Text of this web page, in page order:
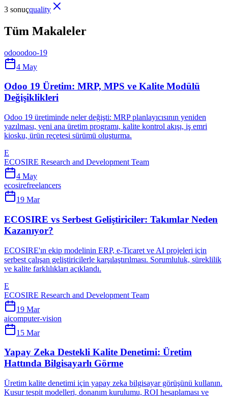
3 sonuçquality
Tüm Makaleler
odooodoo-19
4 May
Odoo 19 Üretim: MRP, MPS ve Kalite Modülü
Değişiklikleri
Odoo 19 üretiminde neler değişti: MRP planlayıcısının yeniden
yazılması, yeni ana üretim programı, kalite kontrol akışı, iş emri
kiosku, ürün reçetesi sürümü oluşturma.
E
ECOSIRE Research and Development Team
4 May
ecosirefreelancers
19 Mar
ECOSIRE vs Serbest Geliştiriciler: Takımlar Neden
Kazanıyor?
ECOSIRE'ın ekip modelinin ERP, e-Ticaret ve AI projeleri için
serbest çalışan geliştiricilerle karşılaştırılması. Sorumluluk, süreklilik
ve kalite farklılıkları açıklandı.
E
ECOSIRE Research and Development Team
19 Mar
aicomputer-vision
15 Mar
Yapay Zeka Destekli Kalite Denetimi: Üretim
Hattında Bilgisayarlı Görme
Üretim kalite denetimi için yapay zeka bilgisayar görüşünü kullanın.
Kusur tespit modelleri, donanım kurulumu, ROI hesaplaması ve